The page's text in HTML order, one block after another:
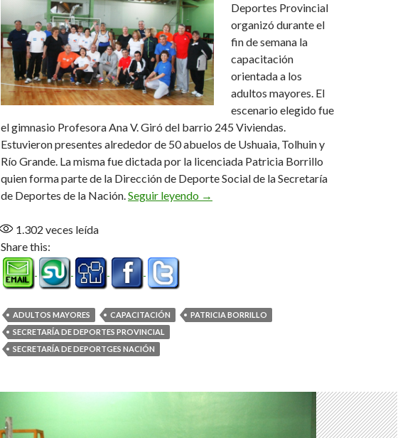
Deportes Provincial
organizó durante el
fin de semana la
capacitación
orientada a los
adultos mayores. El
escenario elegido fue
el gimnasio Profesora Ana V. Giró del barrio 245 Viviendas.
Estuvieron presentes alrededor de 50 abuelos de Ushuaia, Tolhuin y
Río Grande. La misma fue dictada por la licenciada Patricia Borrillo
quien forma parte de la Dirección de Deporte Social de la Secretaría
de Deportes de la Nación.Seguir leyendo “Reírse, caminar y activar la memoria”
→
1.302 veces leída
Share this:
ADULTOS MAYORES CAPACITACIÓN
PATRICIA BORRILLO
SECRETARÍA DE DEPORTES PROVINCIAL
SECRETARÍA DE DEPORTGES NACIÓN